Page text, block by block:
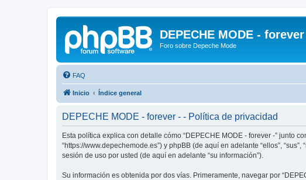
DEPECHE MODE -
Foro sobre Depeche Mode
FAQ
Inicio Índice general
DEPECHE MODE - forever - - Política de privacidad
Esta política explica con detalle cómo “DEPECHE MODE - forever -” junto
“https://www.depechemode.es”) y phpBB (de aquí en adelante “ellos”,
sesión de uso por usted (de aquí en adelante “su información”).
Su información es obtenida por dos vías. Primeramente, navegar por